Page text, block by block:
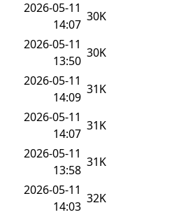
2026-05-11
14:07
30K
2026-05-11
13:50
30K
2026-05-11
14:09
31K
2026-05-11
14:07
31K
2026-05-11
13:58
31K
2026-05-11
14:03
32K